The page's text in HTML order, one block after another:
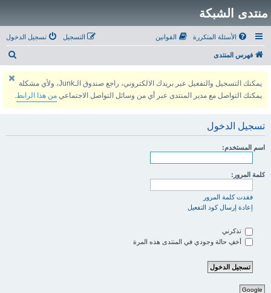
منتدى الشبكة
الأسئلة المتكررة القوانين تسجيل الدخول التسجيل
فهرس المنتدى
يمكنك التسجيل والتفعيل عبر بريدك الالكتروني، راجع صندوق الـJunk، ولأي مشكلة
يمكنك التواصل مع مدير المنتدى عبر أي من وسائل التواصل الاجتماعي من هذا الرابط.
تسجيل الدخول
اسم المستخدم:
كلمة المرور:
فقدت كلمة المرور
إعادة إرسال كود التفعيل
تذكرني
أخفِ حالة وجودي في المنتدى هذه المرة
Google